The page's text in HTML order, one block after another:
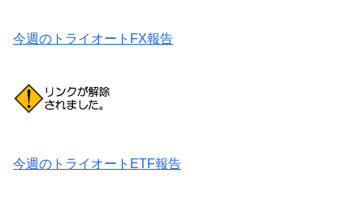
今週のトライオートFX報告
今週のトライオートETF報告